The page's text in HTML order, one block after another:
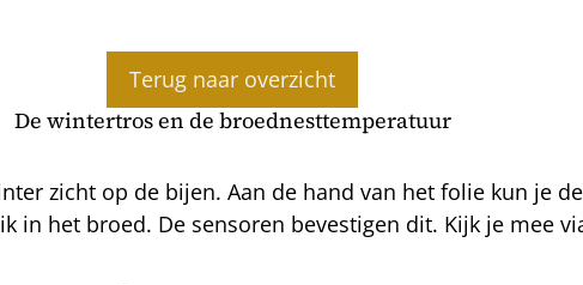
Terug naar overzicht
De wintertros en de broednesttemperatuur
zicht op de bijen. Aan de hand van het folie kun je
in het broed. De sensoren bevestigen dit. Kijk je mee